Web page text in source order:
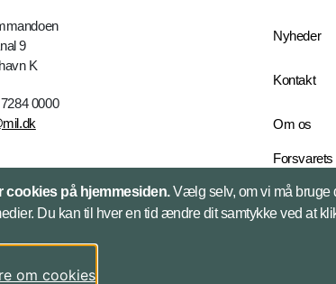
9
K
0000
Nyheder
Kontakt
Om os
Forsvarets
English
cookies på hjemmesiden.Vælg selv, om vi må bruge
Du kan til hver en tid ændre dit samtykke ved at
om cookies